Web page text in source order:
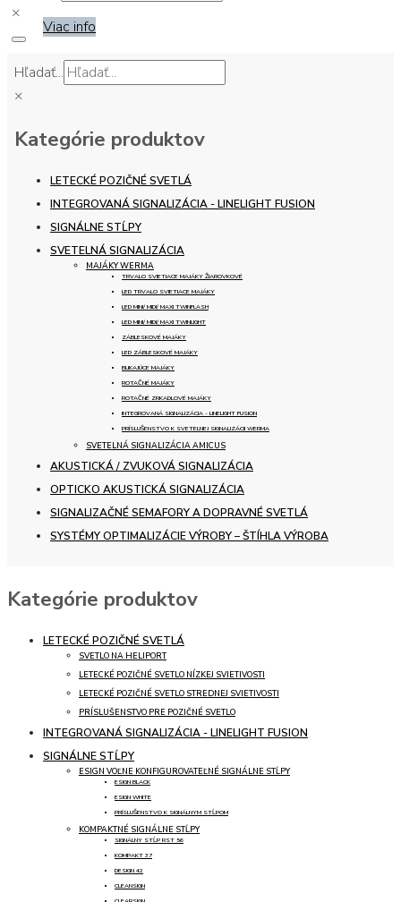
×
Viac info
Hľadať...
×
Kategórie produktov
LETECKÉ POZIČNÉ SVETLÁ
INTEGROVANÁ SIGNALIZÁCIA - LINELIGHT FUSION
SIGNÁLNE STĹPY
SVETELNÁ SIGNALIZÁCIA
MAJÁKY WERMA
TRVALO SVIETIACE MAJÁKY ŽIAROVKOVÉ
LED TRVALO SVIETIACE MAJÁKY
LED MINI/ MIDI/ MAXI TWINFLASH
LED MINI/ MIDI/ MAXI TWINLIGHT
ZÁBLESKOVÉ MAJÁKY
LED ZÁBLESKOVÉ MAJÁKY
BLIKAJÚCE MAJÁKY
ROTAČNÉ MAJÁKY
ROTAČNÉ ZRKADLOVÉ MAJÁKY
INTEGROVANÁ SIGNALIZÁCIA - LINELIGHT FUSION
PRÍSLUŠENSTVO K SVETELNEJ SIGNALIZÁCII WERMA
SVETELNÁ SIGNALIZÁCIA AMICUS
AKUSTICKÁ / ZVUKOVÁ SIGNALIZÁCIA
OPTICKO AKUSTICKÁ SIGNALIZÁCIA
SIGNALIZAČNÉ SEMAFORY A DOPRAVNÉ SVETLÁ
SYSTÉMY OPTIMALIZÁCIE VÝROBY – ŠTÍHLA VÝROBA
Kategórie produktov
LETECKÉ POZIČNÉ SVETLÁ
SVETLO NA HELIPORT
LETECKÉ POZIČNÉ SVETLO NÍZKEJ SVIETIVOSTI
LETECKÉ POZIČNÉ SVETLO STREDNEJ SVIETIVOSTI
PRÍSLUŠENSTVO PRE POZIČNÉ SVETLO
INTEGROVANÁ SIGNALIZÁCIA - LINELIGHT FUSION
SIGNÁLNE STĹPY
ESIGN VOĽNE KONFIGUROVATEĽNÉ SIGNÁLNE STĹPY
ESIGN BLACK
ESIGN WHITE
PRÍSLUŠENSTVO K SIGNÁLNYM STĹPOM
KOMPAKTNÉ SIGNÁLNE STĹPY
SIGNÁLNY STĹP RST 56
KOMPAKT 37
DESIGN 42
CLEANSIGN